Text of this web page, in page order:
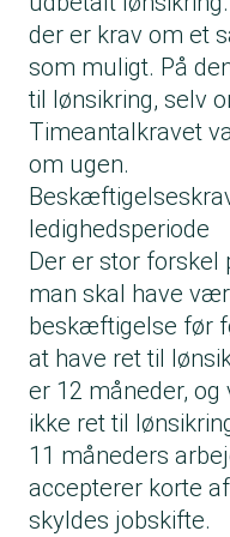
der er krav om et
som muligt. På
til lønsikring, selv
Timeantalkravet
om ugen.
ledighedsperiode
Der er stor forskel
man skal have
beskæftigelse før
at have ret til
er 12 måneder,
ikke ret til
11 måneders
accepterer korte
skyldes jobskifte.